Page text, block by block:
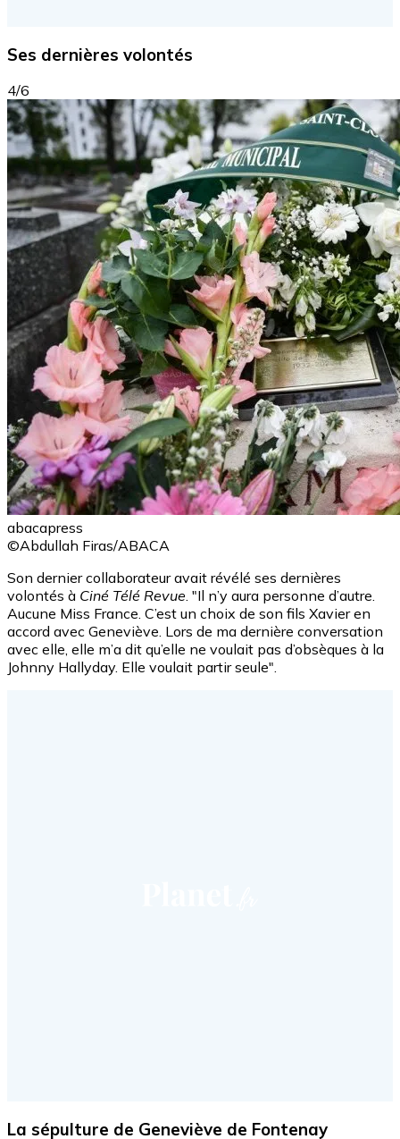
Ses dernières volontés
4/6
abacapress
©Abdullah Firas/ABACA
Son dernier collaborateur avait révélé ses dernières
volontés à Ciné Télé Revue. "Il n’y aura personne d’autre.
Aucune Miss France. C’est un choix de son fils Xavier en
accord avec Geneviève. Lors de ma dernière conversation
avec elle, elle m’a dit qu’elle ne voulait pas d’obsèques à la
Johnny Hallyday. Elle voulait partir seule".
La sépulture de Geneviève de Fontenay